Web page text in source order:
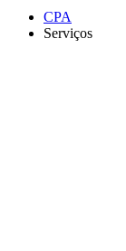
CPA
Serviços